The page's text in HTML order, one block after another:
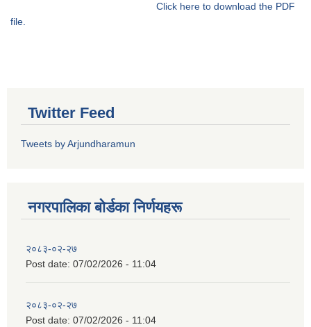
Click here to download the PDF
file.
Twitter Feed
Tweets by Arjundharamun
नगरपालिका बाेर्डका निर्णयहरू
२०८३-०२-२७
Post date: 07/02/2026 - 11:04
२०८३-०२-२७
Post date: 07/02/2026 - 11:04